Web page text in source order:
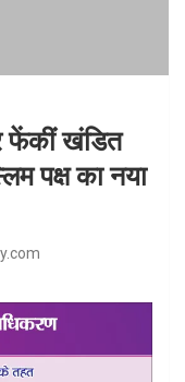
फेंकीं खंडित
पक्ष का नया